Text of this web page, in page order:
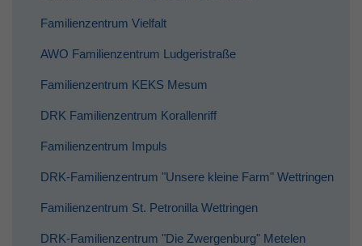
Familienzentrum Vielfalt
AWO Familienzentrum Ludgeristraße
Familienzentrum KEKS Mesum
DRK Familienzentrum Korallenriff
Familienzentrum Impuls
DRK-Familienzentrum "Unsere kleine Farm" Wettringen
Familienzentrum St. Petronilla Wettringen
DRK-Familienzentrum "Die Zwergenburg" Metelen